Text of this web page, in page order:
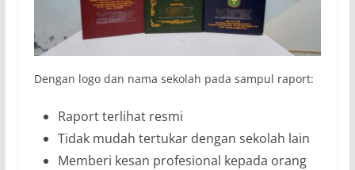
Dengan logo dan nama sekolah pada sampul raport:
Raport terlihat resmi
Tidak mudah tertukar dengan sekolah lain
Memberi kesan profesional kepada orang